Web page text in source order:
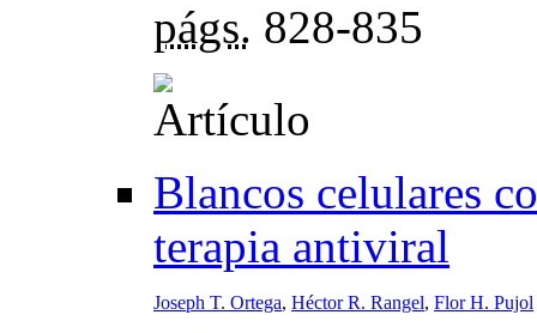
págs. 828-835
Blancos celulares
terapia antiviral
Joseph T. Ortega, Héctor R. Rangel, Flor H. Pujol